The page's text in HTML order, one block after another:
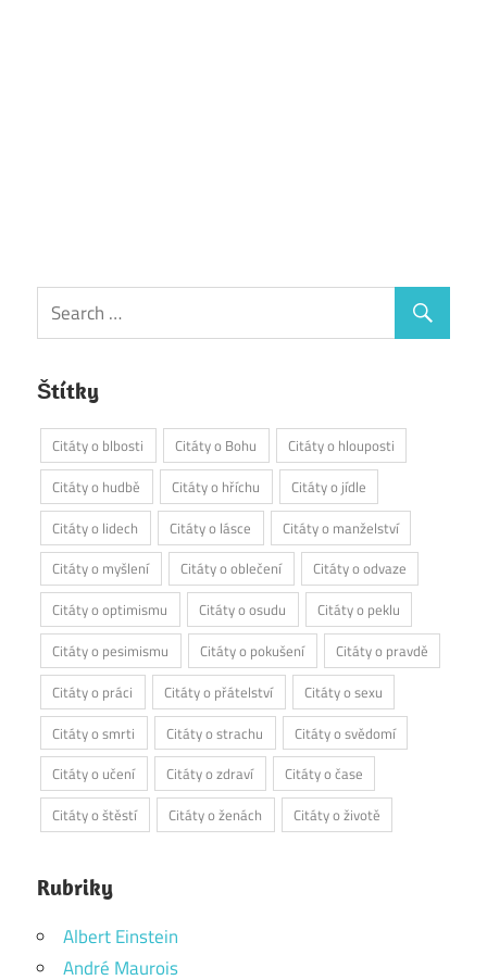
Štítky
Citáty o blbosti Citáty o Bohu
Citáty o hlouposti
Citáty o hudbě
Citáty o hříchu
Citáty o jídle
Citáty o lidech
Citáty o lásce
Citáty o manželství
Citáty o myšlení
Citáty o oblečení
Citáty o odvaze
Citáty o optimismu
Citáty o osudu
Citáty o peklu
Citáty o pesimismu
Citáty o pokušení
Citáty o pravdě
Citáty o práci
Citáty o přátelství
Citáty o sexu
Citáty o smrti
Citáty o strachu
Citáty o svědomí
Citáty o učení
Citáty o zdraví
Citáty o čase
Citáty o štěstí
Citáty o ženách Citáty o životě
Rubriky
Albert Einstein
André Maurois